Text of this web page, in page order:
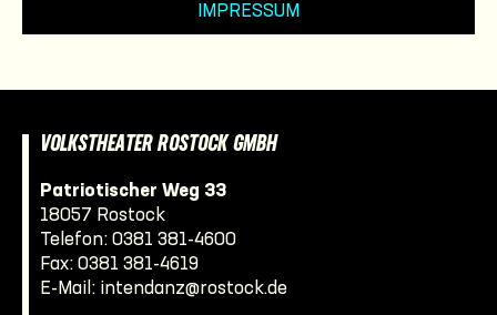
IMPRESSUM
VOLKSTHEATER ROSTOCK GMBH
Patriotischer Weg 33
18057 Rostock
Telefon: 0381 381-4600
Fax: 0381 381-4619
E-Mail: intendanz@rostock.de